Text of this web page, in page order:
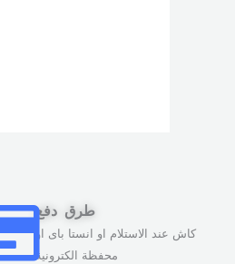
طرق دفع
كاش عند الاستلام او انستا باى او
محفظة الكترونية